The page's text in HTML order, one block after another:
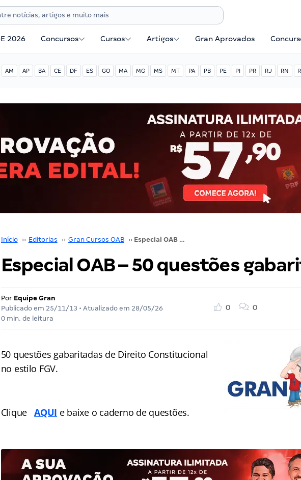
2026 Concursos Cursos Artigos Gran Aprovados
AM AP BA CE DF ES GO MA MG MS MT PA PB PE PI PR RJ RN
Início ›› Editorias ›› Gran Cursos OAB ›› Especial OAB – 50 questões gabaritadas
Especial OAB – 50 questões
Por Equipe Gran
Publicado em 25/11/13 • Atualizado em 28/05/26
0 min. de leitura
0 0
50 questões gabaritadas de Direito Constitucional
no estilo FGV.
CliqueAQUI e baixe o caderno de questões.